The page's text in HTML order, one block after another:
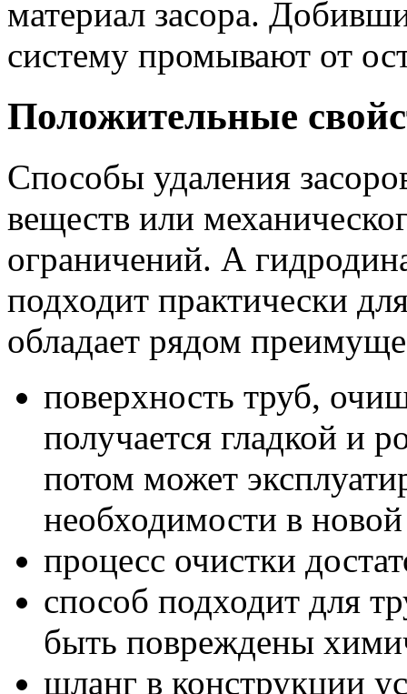
материал засора.
систему промывают от
Положительные
Способы удаления
веществ или
ограничений. А
подходит практически
обладает рядом
поверхность труб,
получается гладкой и
потом может
необходимости в
процесс очистки
способ подходит для
быть повреждены
шланг в конструкции